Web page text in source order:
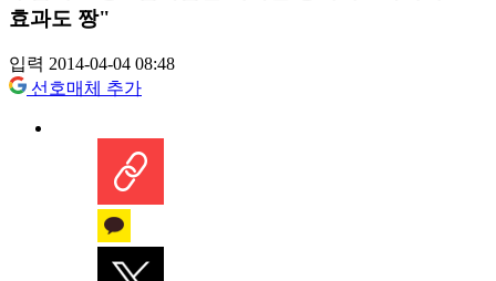
효과도 짱"
입력 2014-04-04 08:48
선호매체 추가